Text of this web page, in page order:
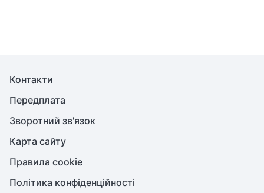
Контакти
Передплата
Зворотний зв'язок
Карта сайту
Правила cookie
Політика конфіденційності